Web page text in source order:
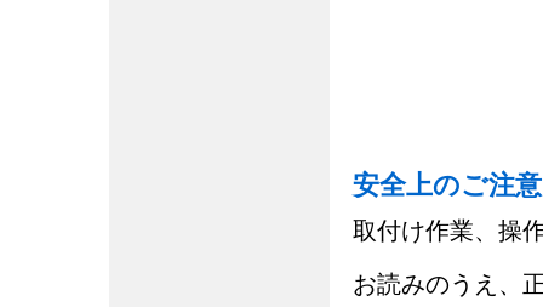
安全上のご注意
取付け作業、操
お読みのうえ、